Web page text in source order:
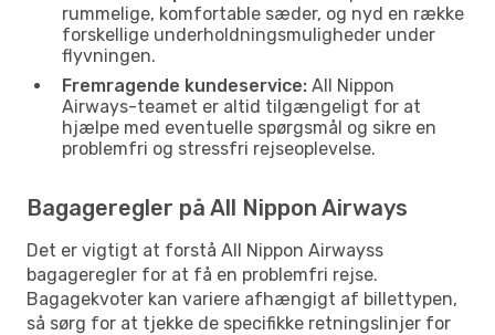
rummelige, komfortable sæder, og nyd en række
forskellige underholdningsmuligheder under
flyvningen.
Fremragende kundeservice: All Nippon
Airways-teamet er altid tilgængeligt for at
hjælpe med eventuelle spørgsmål og sikre en
problemfri og stressfri rejseoplevelse.
Bagageregler på All Nippon Airways
Det er vigtigt at forstå All Nippon Airwayss
bagageregler for at få en problemfri rejse.
Bagagekvoter kan variere afhængigt af billettypen,
så sørg for at tjekke de specifikke retningslinjer for